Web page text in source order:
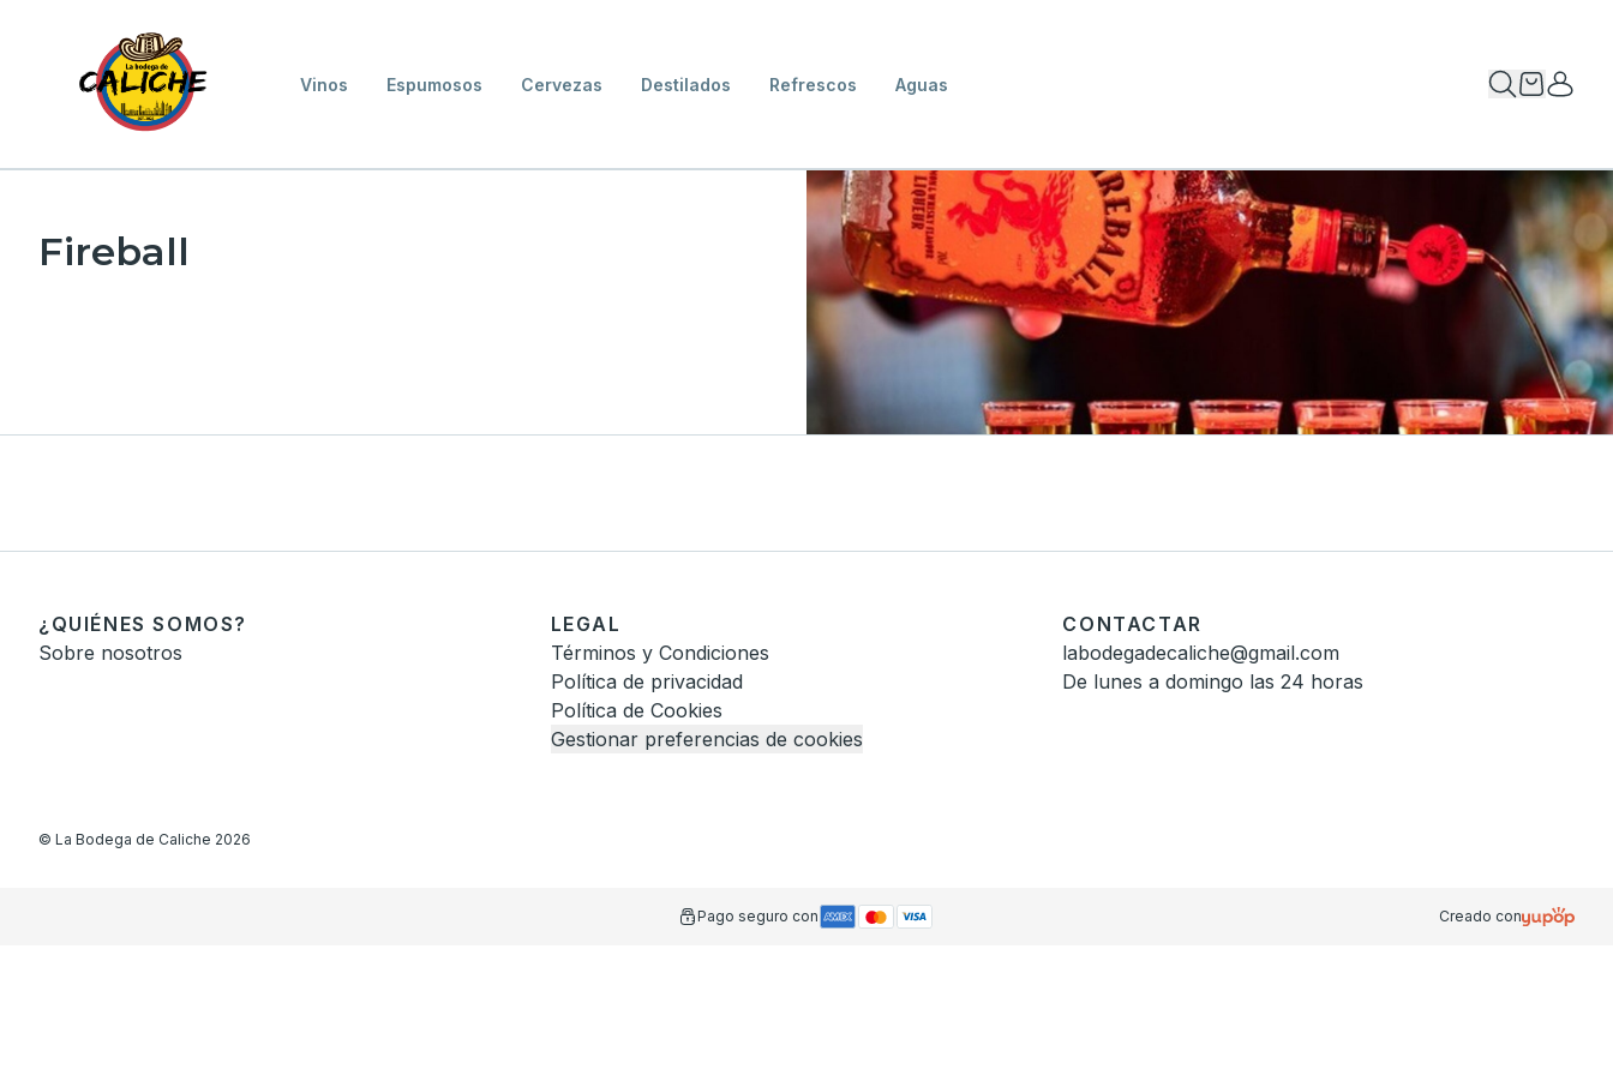
Vinos Espumosos Cervezas Destilados Refrescos Aguas
Fireball
¿QUIÉNES SOMOS?
Sobre nosotros
LEGAL
Términos y Condiciones
Política de privacidad
Política de Cookies
Gestionar preferencias de cookies
CONTACTAR
labodegadecaliche@gmail.com
De lunes a domingo las 24 horas
© La Bodega de Caliche 2026
Pago seguro con Creado con